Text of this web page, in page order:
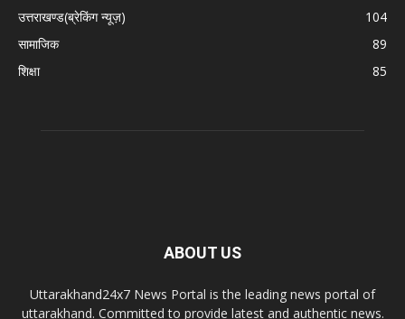
उत्तराखण्ड(ब्रेकिंग न्यूज़)
104
सामाजिक
89
शिक्षा
85
ABOUT US
Uttarakhand24x7 News Portal is the leading news portal of
uttarakhand. Committed to provide latest and authentic news.